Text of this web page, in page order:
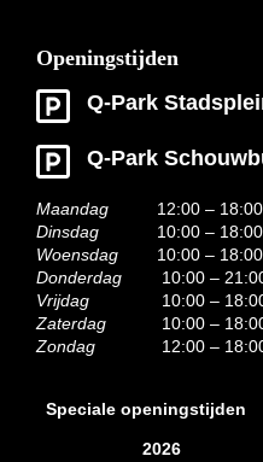
Openingstijden
Q-Park
Q-Park
Maandag
12:00 – 18:00
Dinsdag
10:00 – 18:00
Woensdag
10:00 – 18:00
Donderdag
10:00 –
Vrijdag
10:00 –
Zaterdag
10:00 –
Zondag
12:00 –
Speciale openingstijden
2026